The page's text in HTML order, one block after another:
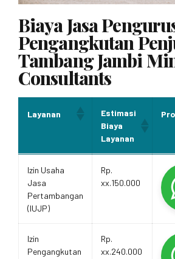
Biaya Jasa
Pengangkutan
Tambang Jambi
Consultants
Layanan
Estimasi
Biaya
Layanan
Biaya
Layanan
Izin Usaha
Jasa
Pertambangan
(IUJP)
Rp.
xx.150.000
Izin
Pengangkutan
Rp.
xx.240.000